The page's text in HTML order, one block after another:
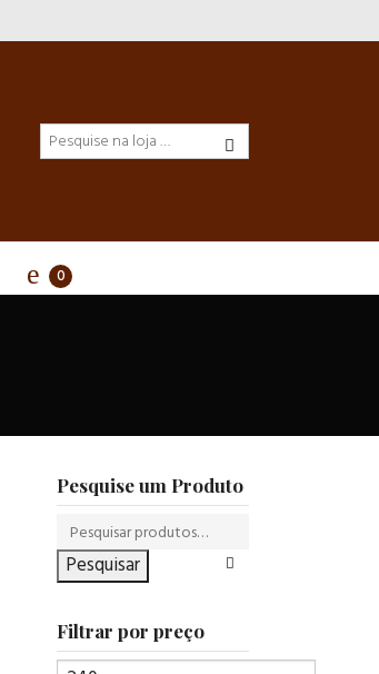
0
Pesquise um Produto
Pesquisar
Filtrar por preço